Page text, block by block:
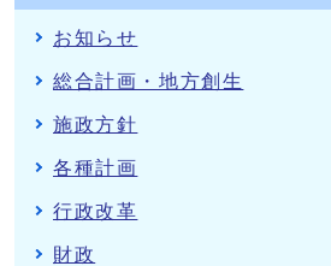
お知らせ
総合計画・地方創生
施政方針
各種計画
行政改革
財政